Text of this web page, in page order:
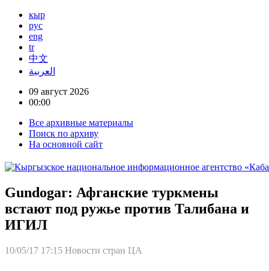
кыр
рус
eng
tr
中文
العربية
09 август 2026
00:00
Все архивные материалы
Поиск по архиву
На основной сайт
Gundogar: Афганские туркмены
встают под ружье против Талибана и
ИГИЛ
10/05/17 17:15 Новости стран ЦА